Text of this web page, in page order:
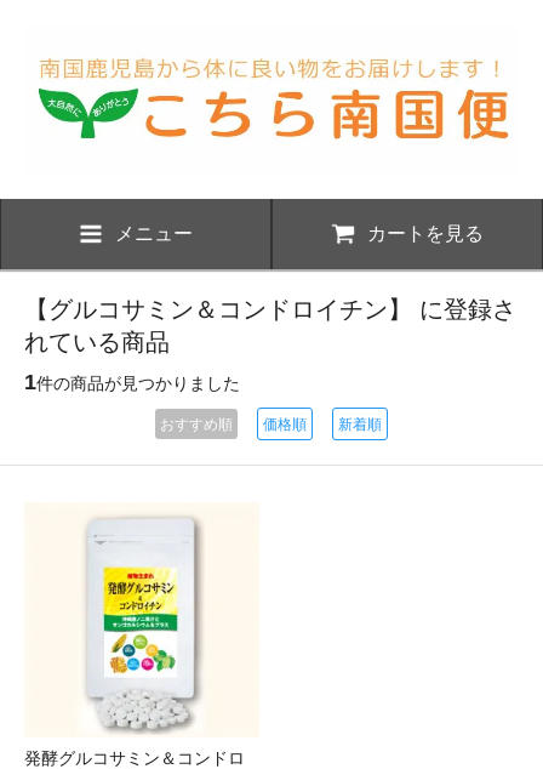
メニュー カートを見る
【グルコサミン＆コンドロイチン】 に登録さ
れている商品
1件の商品が見つかりました
おすすめ順 価格順 新着順
発酵グルコサミン＆コンドロ